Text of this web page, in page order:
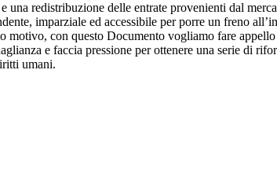
redistribuzione delle entrate provenienti dal
imparziale ed accessibile per porre un freno
motivo, con questo Documento vogliamo fare
e faccia pressione per ottenere una serie di
umani.